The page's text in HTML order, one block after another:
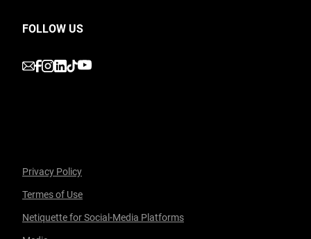
FOLLOW US
undefined
undefined
undefined
undefined
undefined
Privacy Policy
Termes of Use
Netiquette for Social-Media Platforms